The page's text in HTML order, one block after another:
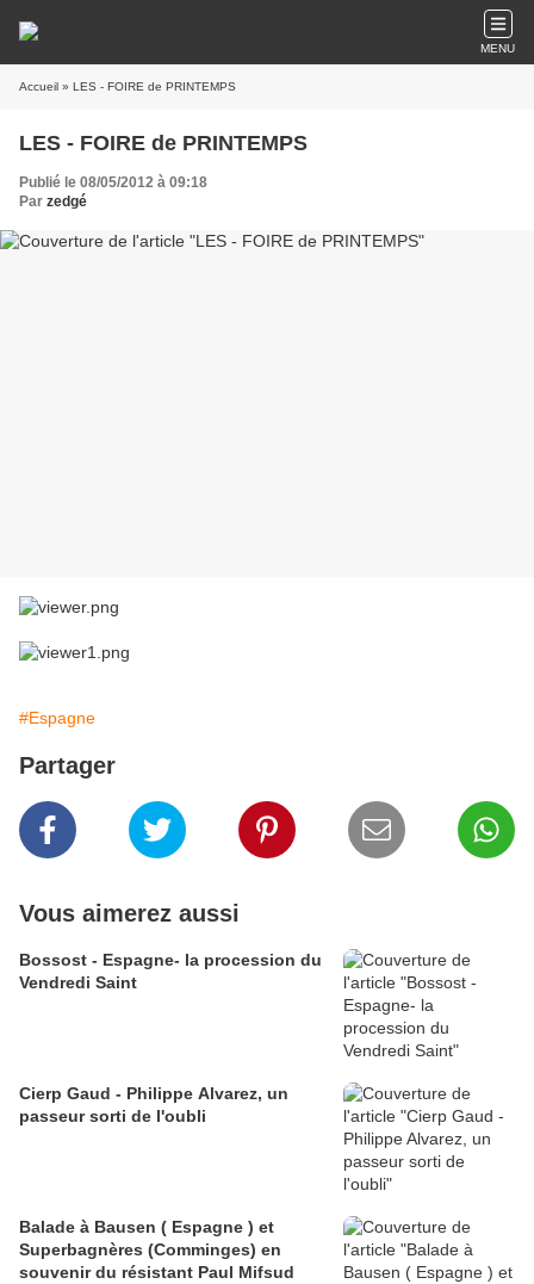
MENU
Accueil » LES - FOIRE de PRINTEMPS
LES - FOIRE de PRINTEMPS
Publié le 08/05/2012 à 09:18
Par zedgé
#Espagne
Partager
Vous aimerez aussi
Bossost - Espagne- la procession du
Vendredi Saint
Cierp Gaud - Philippe Alvarez, un
passeur sorti de l'oubli
Balade à Bausen ( Espagne ) et
Superbagnères (Comminges) en
souvenir du résistant Paul Mifsud